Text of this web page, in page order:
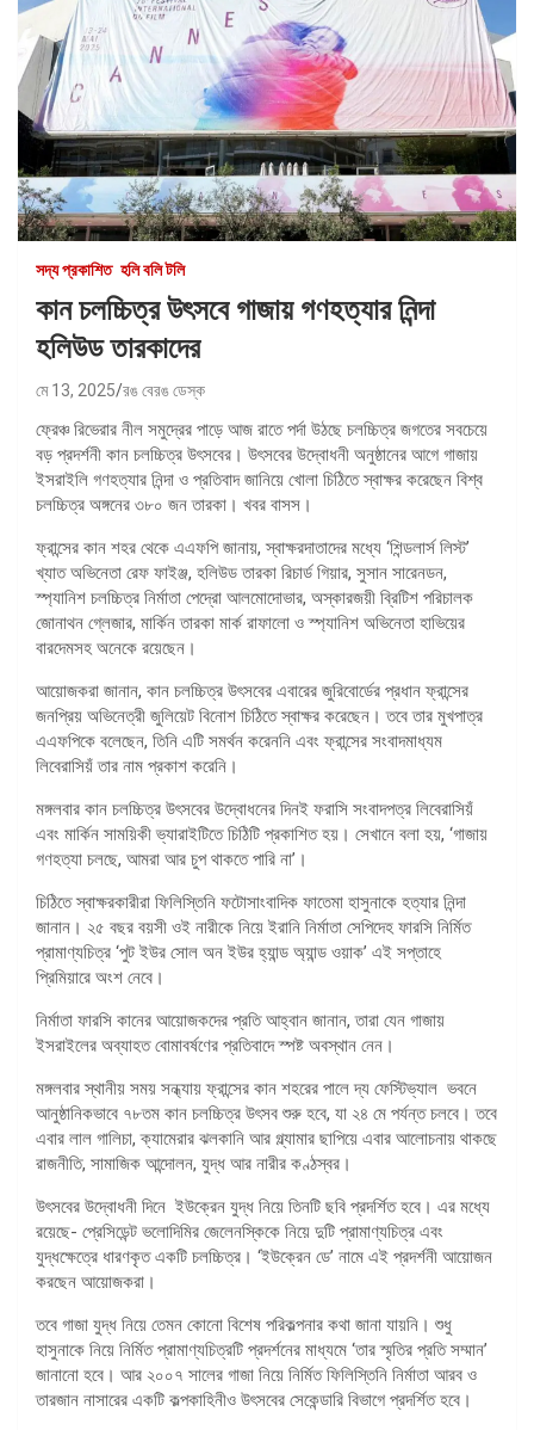
সদ্য প্রকাশিত হলি বলি টলি
কান চলচ্চিত্র উৎসবে গাজায় গণহত্যার নিন্দা
হলিউড তারকাদের
মে 13, 2025 রঙ বেরঙ ডেস্ক
ফ্রেঞ্চ রিভেরার নীল সমুদ্রের পাড়ে আজ রাতে পর্দা উঠছে চলচ্চিত্র জগতের সবচেয়ে
বড় প্রদর্শনী কান চলচ্চিত্র উৎসবের। উৎসবের উদ্বোধনী অনুষ্ঠানের আগে গাজায়
ইসরাইলি গণহত্যার নিন্দা ও প্রতিবাদ জানিয়ে খোলা চিঠিতে স্বাক্ষর করেছেন বিশ্ব
চলচ্চিত্র অঙ্গনের ৩৮০ জন তারকা। খবর বাসস।
ফ্রান্সের কান শহর থেকে এএফপি জানায়, স্বাক্ষরদাতাদের মধ্যে ‘শিন্ডলার্স লিস্ট’
খ্যাত অভিনেতা রেফ ফাইঞ্জ, হলিউড তারকা রিচার্ড গিয়ার, সুসান সারেনডন,
স্প্যানিশ চলচ্চিত্র নির্মাতা পেদ্রো আলমোদোভার, অস্কারজয়ী ব্রিটিশ পরিচালক
জোনাথন গ্লেজার, মার্কিন তারকা মার্ক রাফালো ও স্প্যানিশ অভিনেতা হাভিয়ের
বারদেমসহ অনেকে রয়েছেন।
আয়োজকরা জানান, কান চলচ্চিত্র উৎসবের এবারের জুরিবোর্ডের প্রধান ফ্রান্সের
জনপ্রিয় অভিনেত্রী জুলিয়েট বিনোশ চিঠিতে স্বাক্ষর করেছেন। তবে তার মুখপাত্র
এএফপিকে বলেছেন, তিনি এটি সমর্থন করেননি এবং ফ্রান্সের সংবাদমাধ্যম
লিবেরাসিয়ঁ তার নাম প্রকাশ করেনি।
মঙ্গলবার কান চলচ্চিত্র উৎসবের উদ্বোধনের দিনই ফরাসি সংবাদপত্র লিবেরাসিয়ঁ
এবং মার্কিন সাময়িকী ভ্যারাইটিতে চিঠিটি প্রকাশিত হয়। সেখানে বলা হয়, ‘গাজায়
গণহত্যা চলছে, আমরা আর চুপ থাকতে পারি না’।
চিঠিতে স্বাক্ষরকারীরা ফিলিস্তিনি ফটোসাংবাদিক ফাতেমা হাসুনাকে হত্যার নিন্দা
জানান। ২৫ বছর বয়সী ওই নারীকে নিয়ে ইরানি নির্মাতা সেপিদেহ ফারসি নির্মিত
প্রামাণ্যচিত্র ‘পুট ইউর সোল অন ইউর হ্যান্ড অ্যান্ড ওয়াক’ এই সপ্তাহে
প্রিমিয়ারে অংশ নেবে।
নির্মাতা ফারসি কানের আয়োজকদের প্রতি আহ্বান জানান, তারা যেন গাজায়
ইসরাইলের অব্যাহত বোমাবর্ষণের প্রতিবাদে স্পষ্ট অবস্থান নেন।
মঙ্গলবার স্থানীয় সময় সন্ধ্যায় ফ্রান্সের কান শহরের পালে দ্য ফেস্টিভ্যাল ভবনে
আনুষ্ঠানিকভাবে ৭৮তম কান চলচ্চিত্র উৎসব শুরু হবে, যা ২৪ মে পর্যন্ত চলবে। তবে
এবার লাল গালিচা, ক্যামেরার ঝলকানি আর গ্ল্যামার ছাপিয়ে এবার আলোচনায় থাকছে
রাজনীতি, সামাজিক আন্দোলন, যুদ্ধ আর নারীর কণ্ঠস্বর।
উৎসবের উদ্বোধনী দিনে ইউক্রেন যুদ্ধ নিয়ে তিনটি ছবি প্রদর্শিত হবে। এর মধ্যে
রয়েছে- প্রেসিডেন্ট ভলোদিমির জেলেনস্কিকে নিয়ে দুটি প্রামাণ্যচিত্র এবং
যুদ্ধক্ষেত্রে ধারণকৃত একটি চলচ্চিত্র। ‘ইউক্রেন ডে’ নামে এই প্রদর্শনী আয়োজন
করছেন আয়োজকরা।
তবে গাজা যুদ্ধ নিয়ে তেমন কোনো বিশেষ পরিকল্পনার কথা জানা যায়নি। শুধু
হাসুনাকে নিয়ে নির্মিত প্রামাণ্যচিত্রটি প্রদর্শনের মাধ্যমে ‘তার স্মৃতির প্রতি সম্মান’
জানানো হবে। আর ২০০৭ সালের গাজা নিয়ে নির্মিত ফিলিস্তিনি নির্মাতা আরব ও
তারজান নাসারের একটি কল্পকাহিনীও উৎসবের সেকেন্ডারি বিভাগে প্রদর্শিত হবে।